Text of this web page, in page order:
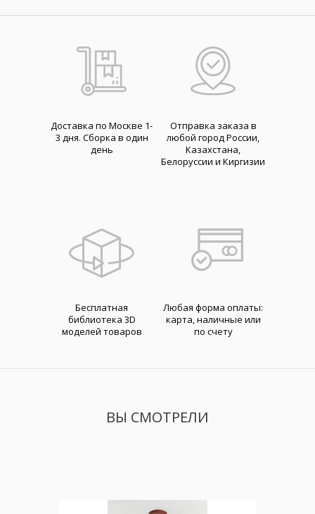
Доставка по Москве 1-
3 дня. Cборка в один
день
Отправка заказа в
любой город России,
Казахстана,
Белоруссии и Киргизии
Бесплатная
библиотека 3D
моделей товаров
Любая форма оплаты:
карта, наличные или
по счету
ВЫ СМОТРЕЛИ